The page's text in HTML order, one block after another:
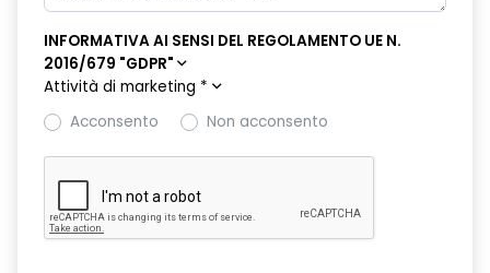
Telecamera per visione esterno a 360
Telecamera posteriore
Volante in pelle
INFORMATIVA AI SENSI DEL REGOLAMENTO UE N.
2016/679 "GDPR"
Attività di marketing *
Acconsento
Non acconsento